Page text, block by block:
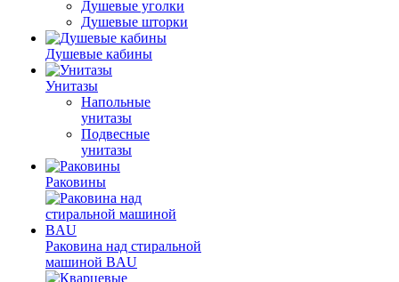
Душевые уголки
Душевые шторки
Душевые кабины
Унитазы
Напольные
унитазы
Подвесные
унитазы
Раковины
Раковина над стиральной
машиной BAU